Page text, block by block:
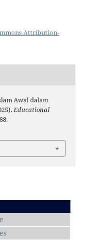
Attribution-
Awal dalam
Educational